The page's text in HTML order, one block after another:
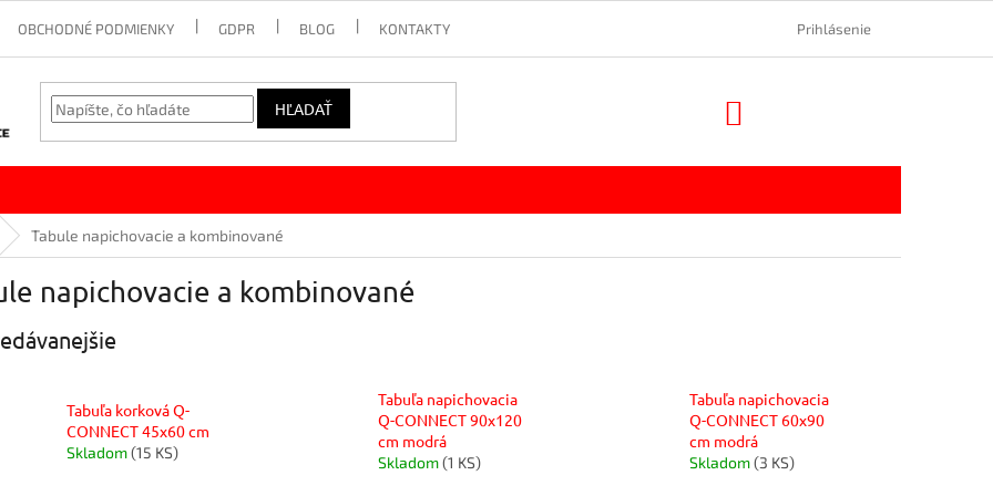
OBCHODNÉ PODMIENKY GDPR BLOG KONTAKTY Prihlásenie
HĽADAŤ
Tabule napichovacie a kombinované
napichovacie a kombinované
Tabuľa korková Q-
CONNECT 45x60 cm
Skladom(15 KS)
Tabuľa napichovacia
Q-CONNECT 90x120
cm modrá
Skladom(1 KS)
Tabuľa napichovacia
Q-CONNECT 60x90
cm modrá
Skladom(3 KS)